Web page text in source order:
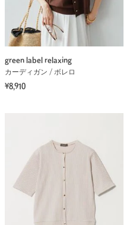
green label relaxing
カーディガン / ボレロ
¥8,910